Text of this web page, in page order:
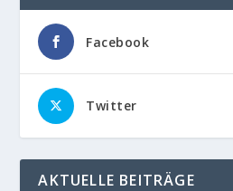
Facebook
Twitter
AKTUELLE BEITRÄGE